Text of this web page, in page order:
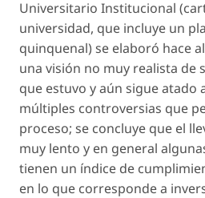
Universitario Institucional
universidad, que incluye un
quinquenal) se elaboró hace
una visión no muy realista de
que estuvo y aún sigue atado
múltiples controversias que
proceso; se concluye que el
muy lento y en general
tienen un índice de
en lo que corresponde a